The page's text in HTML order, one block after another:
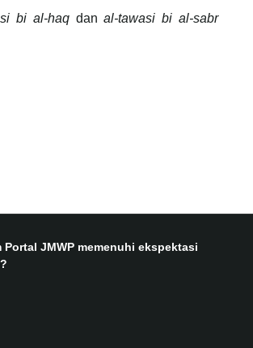
bi al-haqdanal-tawasi bi al-sabr
JMWP memenuhi ekspektasi